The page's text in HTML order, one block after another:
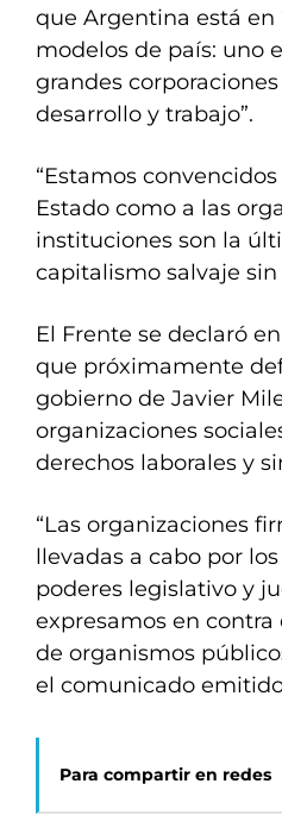
que Argentina está en
modelos de país: uno
grandes
desarrollo y trabajo”.
“Estamos
Estado como a las
instituciones son la
capitalismo salvaje
El Frente se declaró
que próximamente
gobierno de Javier
organizaciones
derechos laborales y
“Las organizaciones
llevadas a cabo por
poderes legislativo y
expresamos en
de organismos
el comunicado
Para compartir en redes